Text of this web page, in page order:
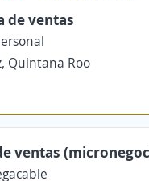
de ventas
Quintana Roo
ventas